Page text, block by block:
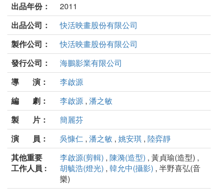
出品年份：
2011
出品公司：
快活映畫股份有限公司
製作公司：
快活映畫股份有限公司
發行公司：
海鵬影業有限公司
導 演：
李啟源
編 劇：
李啟源 , 潘之敏
製 片：
簡麗芬
演 員：
吳慷仁 , 潘之敏 , 姚安琪 , 陸弈靜
其他重要
工作人員 :
李啟源(剪輯) , 陳漪(造型) , 黃貞瑜(造型) ,
胡毓浩(燈光) , 韓允中(攝影) , 半野喜弘(音
樂)